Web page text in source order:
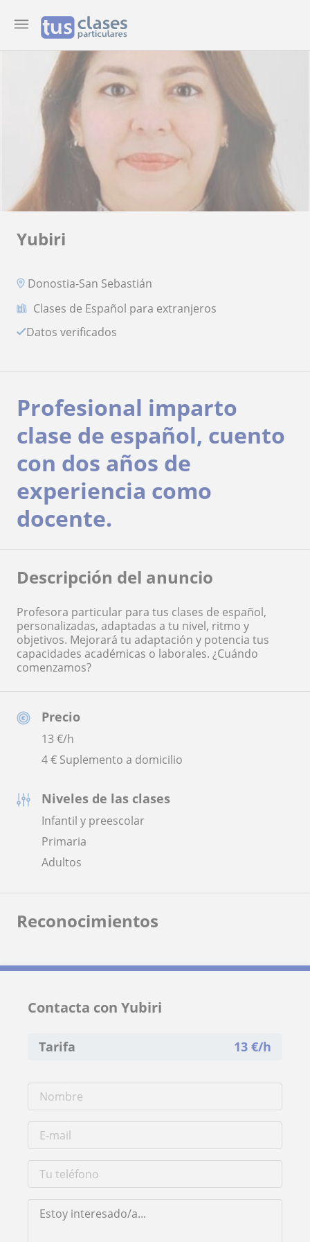
Yubiri
Donostia-San Sebastián
Clases de Español para extranjeros
Datos verificados
Precio
13 €/h
4 € Suplemento a domicilio
Niveles de las clases
Infantil y preescolar
Primaria
Adultos
Profesional imparto
clase de español, cuento
con dos años de
experiencia como
docente.
Descripción del anuncio
Profesora particular para tus clases de español,
personalizadas, adaptadas a tu nivel, ritmo y
objetivos. Mejorará tu adaptación y potencia tus
capacidades académicas o laborales. ¿Cuándo
comenzamos?
Reconocimientos
Contacta con Yubiri
Tarifa 13 €/h